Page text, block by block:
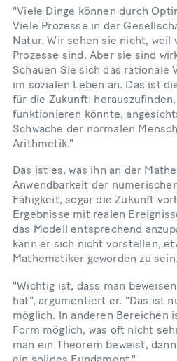
"Viele Dinge können durch
Viele Prozesse in der
Natur. Wir sehen sie nicht, weil
Prozesse sind. Aber sie sind
Schauen Sie sich das rationale
im sozialen Leben an. Das ist
für die Zukunft:
funktionieren könnte,
Schwäche der normalen
Arithmetik."
Das ist es, was ihn an der
Anwendbarkeit der
Fähigkeit, sogar die Zukunft
Ergebnisse mit realen
das Modell entsprechend
kann er sich nicht vorstellen,
Mathematiker geworden zu sein.
"Wichtig ist, dass man
hat", argumentiert er. "Das ist
möglich. In anderen Bereichen
Form möglich, was oft nicht
man ein Theorem beweist,